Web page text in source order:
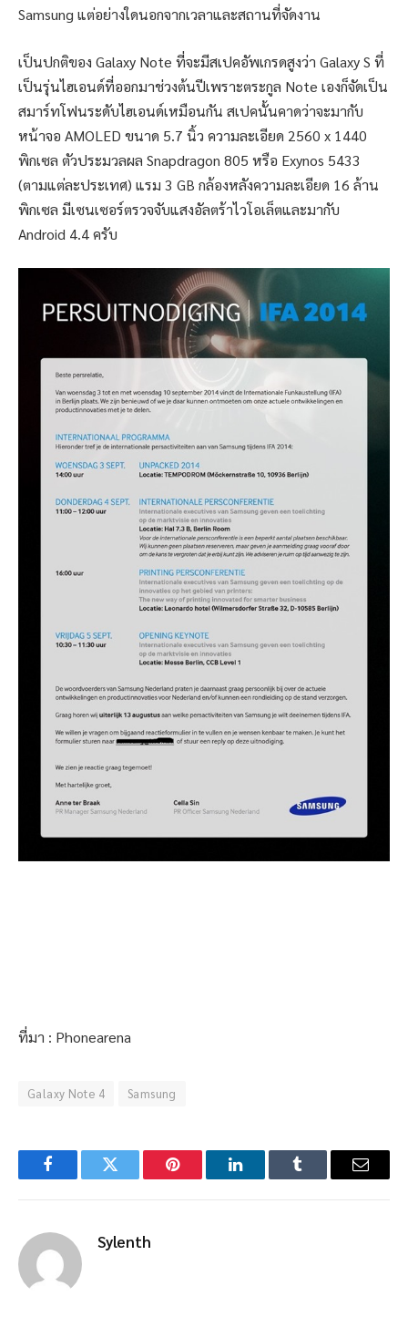
Samsung แต่อย่างใดนอกจากเวลาและสถานที่จัดงาน
เป็นปกติของ Galaxy Note ที่จะมีสเปคอัพเกรดสูงว่า Galaxy S ที่
เป็นรุ่นไฮเอนด์ที่ออกมาช่วงต้นปีเพราะตระกูล Note เองก็จัดเป็น
สมาร์ทโฟนระดับไฮเอนด์เหมือนกัน สเปคนั้นคาดว่าจะมากับ
หน้าจอ AMOLED ขนาด 5.7 นิ้ว ความละเอียด 2560 x 1440
พิกเซล ตัวประมวลผล Snapdragon 805 หรือ Exynos 5433
(ตามแต่ละประเทศ) แรม 3 GB กล้องหลังความละเอียด 16 ล้าน
พิกเซล มีเซนเซอร์ตรวจจับแสงอัลตร้าไวโอเล็ตและมากับ
Android 4.4 ครับ
ที่มา : Phonearena
Galaxy Note 4 Samsung
FacebookTwitter Pinterest LinkedInTumblr Email
Sylenth